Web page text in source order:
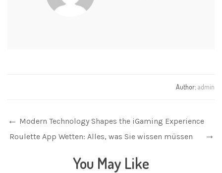
Author: admin
Modern Technology Shapes the iGaming Experience
Roulette App Wetten: Alles, was Sie wissen müssen
You May Like